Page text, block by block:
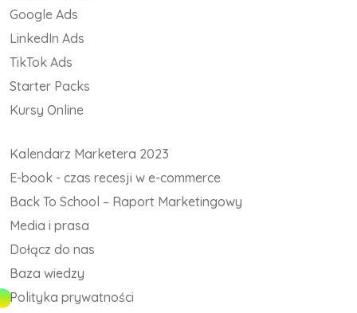
Google Ads
LinkedIn Ads
TikTok Ads
Starter Packs
Kursy Online
Kalendarz Marketera 2023
E-book - czas recesji w e-commerce
Back To School – Raport Marketingowy
Media i prasa
Dołącz do nas
Baza wiedzy
Polityka prywatności